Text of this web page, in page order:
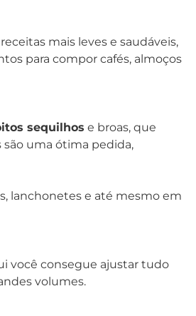
mais leves e saudáveis,
para compor cafés, almoços
sequilhos e broas, que
uma ótima pedida,
lanchonetes e até mesmo em
você consegue ajustar tudo
volumes.